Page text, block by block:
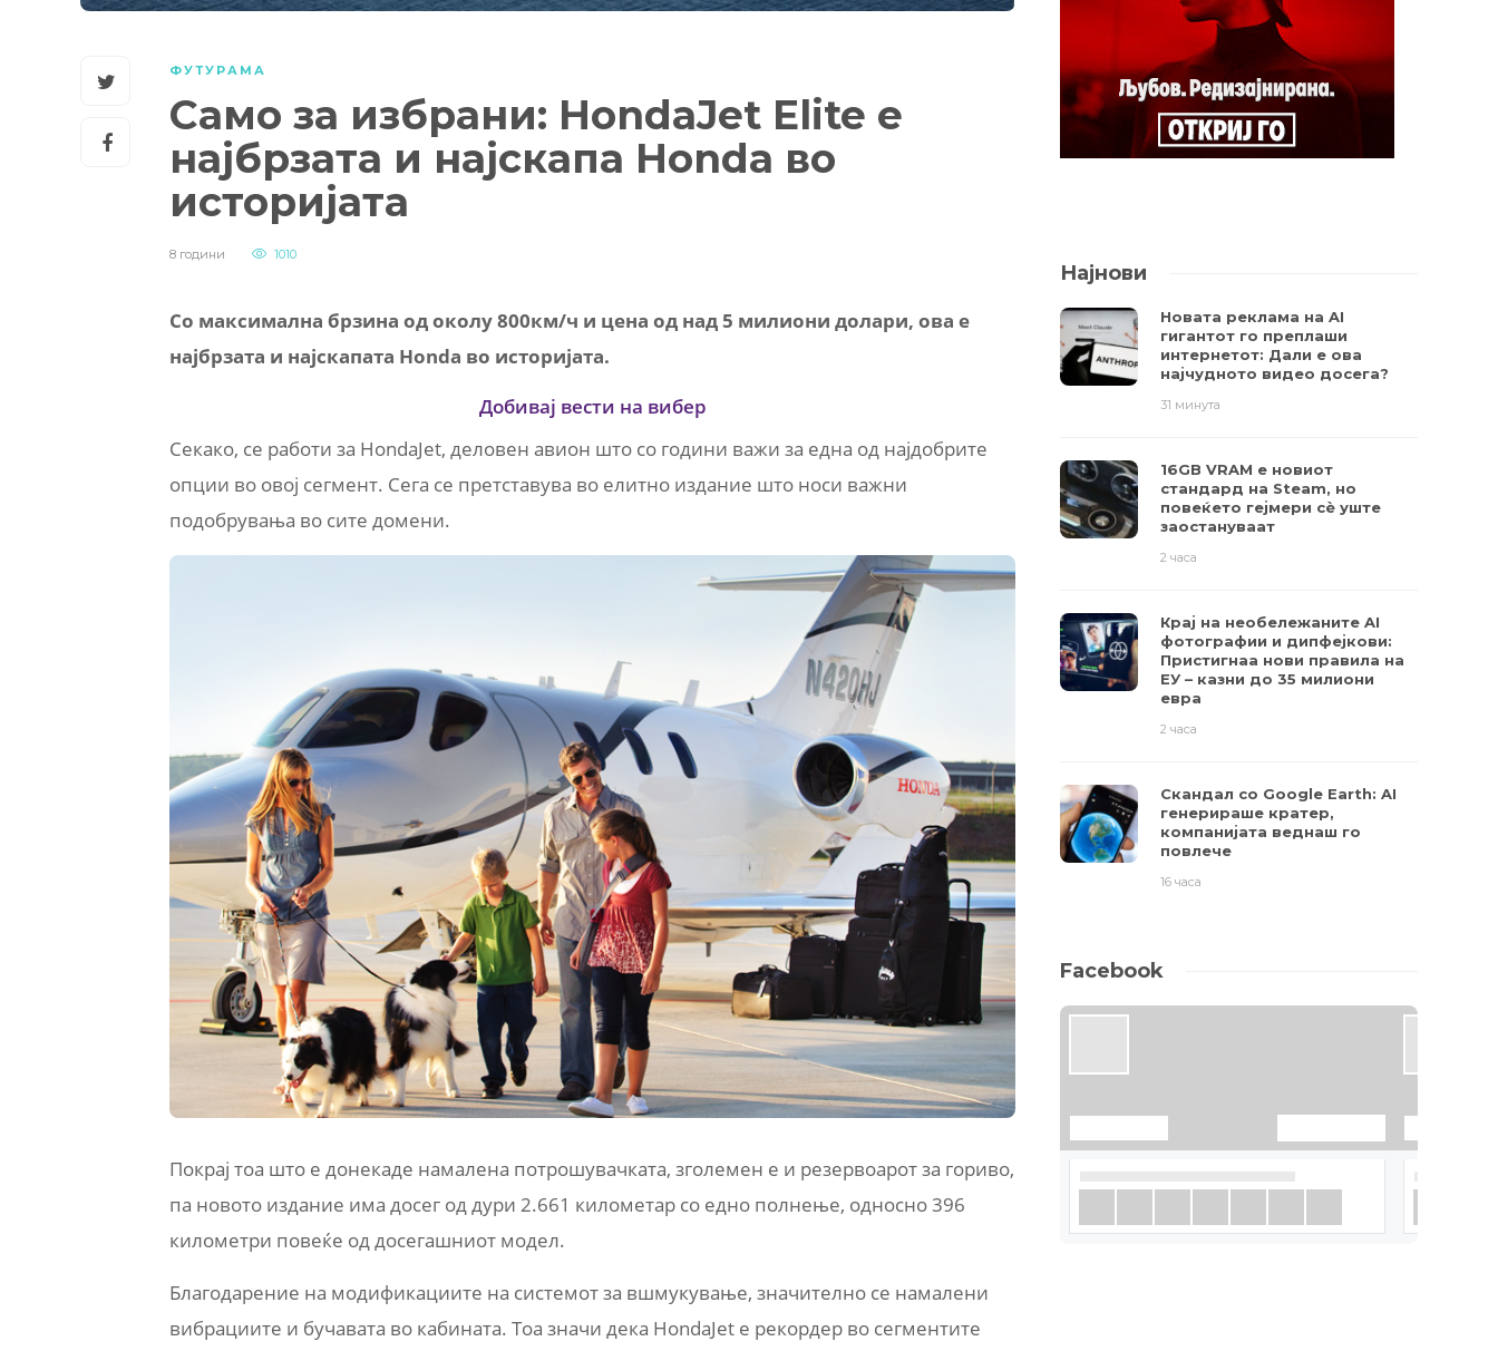
ФУТУРАМА
Само за избрани: HondaJet Elite е
најбрзата и најскапа Honda во
историјата
8 години 1010
Со максимална брзина од околу 800км/ч и цена од над 5 милиони долари, ова е
најбрзата и најскапата Honda во историјата.
Добивај вести на вибер
Секако, се работи за HondaJet, деловен авион што со години важи за една од најдобрите
опции во овој сегмент. Сега се претставува во елитно издание што носи важни
подобрувања во сите домени.
Покрај тоа што е донекаде намалена потрошувачката, зголемен е и резервоарот за гориво,
па новото издание има досег од дури 2.661 километар со едно полнење, односно 396
километри повеќе од досегашниот модел.
Благодарение на модификациите на системот за вшмукување, значително се намалени
вибрациите и бучавата во кабината. Тоа значи дека HondaJet е рекордер во сегментите
Најнови
Новата реклама на AI
гигантот го преплаши
интернетот: Дали е ова
најчудното видео досега?
31 минута
16GB VRAM е новиот
стандард на Steam, но
повеќето гејмери ​​сè уште
заостануваат
2 часа
Крај на необележаните AI
фотографии и дипфејкови:
Пристигнаа нови правила на
ЕУ – казни до 35 милиони
евра
2 часа
Скандал со Google Earth: AI
генерираше кратер,
компанијата веднаш го
повлече
16 часа
Facebook